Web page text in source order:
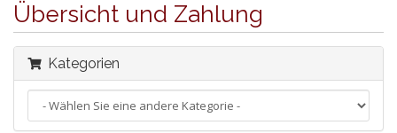
Übersicht und Zahlung
Kategorien